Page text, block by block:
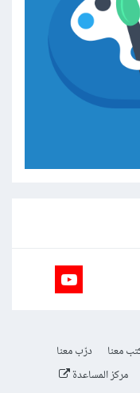
معنا
درّب معنا
مركز المساعدة